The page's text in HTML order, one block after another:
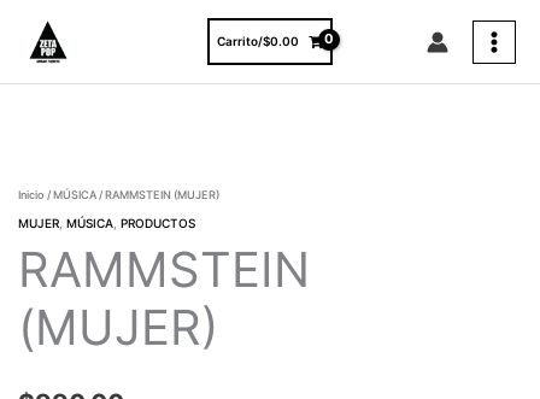
contenido
Carrito/$0.00
Inicio / MÚSICA/ RAMMSTEIN (MUJER)
MUJER ,MÚSICA ,PRODUCTOS
RAMMSTEIN
(MUJER)
cantidad